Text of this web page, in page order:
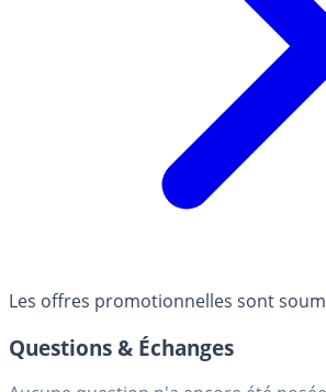
Les offres promotionnelles sont
Questions & Échanges